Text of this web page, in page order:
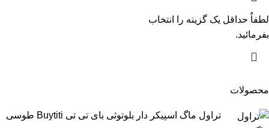
محصولات
تراول ماگ اسپیکر دار بلوتوثی بای تی تی Buytiti طوسی
لطفاٌ حداقل یک گزینه را انتخاب
بفرمائید.